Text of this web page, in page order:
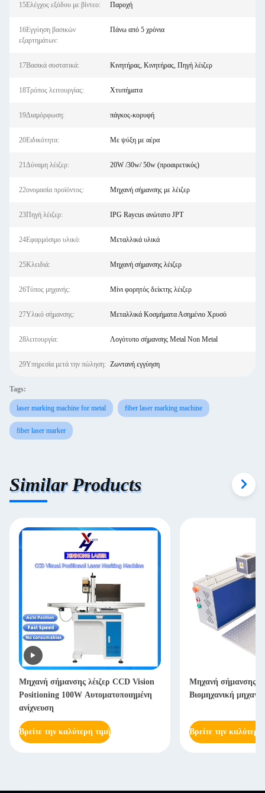
15Ελέγχος εξόδου με βίντεο: Παροχή
16Εγγύηση βασικών
εξαρτημάτων:
Πάνω από 5 χρόνια
17Βασικά συστατικά: Κινητήρας, Κινητήρας, Πηγή λέιζερ
18Τρόπος λειτουργίας: Χτυπήματα
19Διαμόρφωση: πάγκος-κορυφή
20Ειδικότητα: Με ψύξη με αέρα
21Δύναμη λέιζερ: 20W /30w/ 50w (προαιρετικός)
22ονομασία προϊόντος: Μηχανή σήμανσης με λέιζερ
23Πηγή λέιζερ: IPG Raycus ανώτατο JPT
24Εφαρμόσιμο υλικό: Μεταλλικά υλικά
25Κλειδιά: Μηχανή σήμανσης λέιζερ
26Τύπος μηχανής: Μίνι φορητός δείκτης λέιζερ
27Υλικό σήμανσης: Μεταλλικά Κοσμήματα Ασημένιο Χρυσό
28λειτουργία: Λογότυπο σήμανσης Metal Non Metal
29Υπηρεσία μετά την πώληση: Ζωντανή εγγύηση
Tags:
laser marking machine for metal fiber laser marking machine
fiber laser marker
Similar Products
Μηχανή σήμανσης λέιζερ CCD Vision
Positioning 100W Αυτοματοποιημένη
ανίχνευση
Βρείτε την καλύτερη τιμή
Μηχανή σήμανσης
Βιομηχανική μηχανή
Βρείτε την καλύτερη